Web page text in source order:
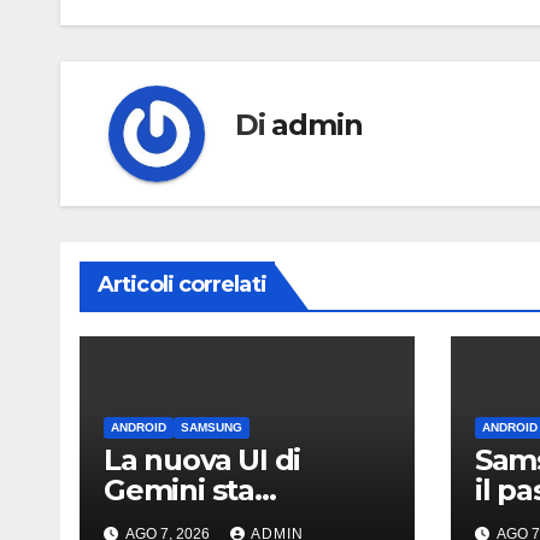
Di admin
Articoli correlati
ANDROID SAMSUNG
La nuova UI di
Gemini sta
arrivando sui Galaxy
AGO 7, 2026 ADMIN
ANDROID
il
AGO